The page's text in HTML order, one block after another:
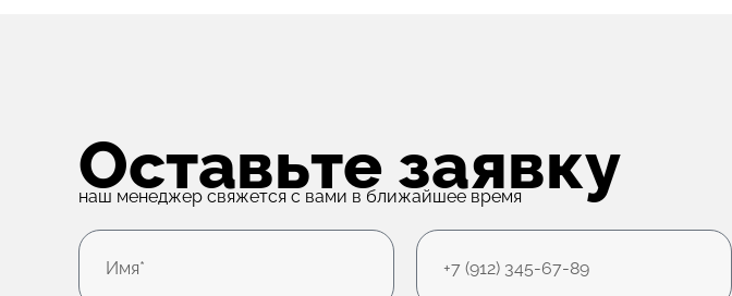
Оставьте заявку
наш менеджер свяжется с вами в ближайшее время